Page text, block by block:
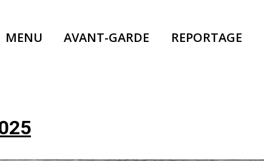
MENU AVANT-GARDE REPORTAGE